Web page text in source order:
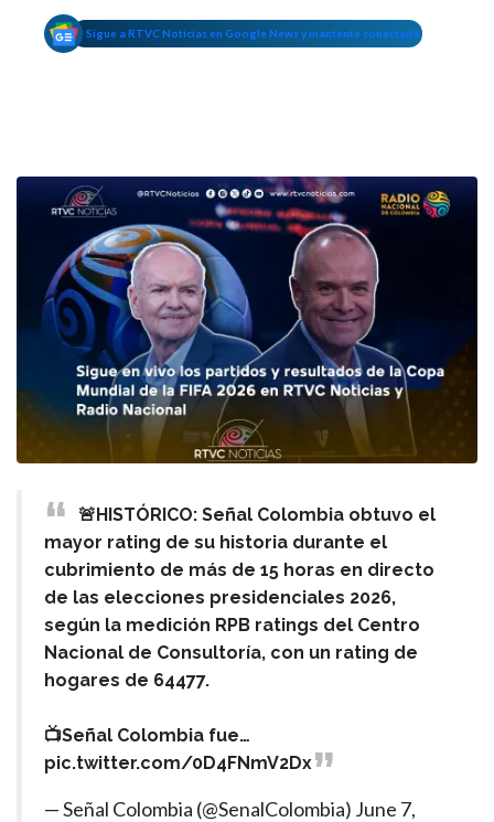
Sigue a RTVC Noticias en Google News y mantente conectado
🚨HISTÓRICO: Señal Colombia obtuvo el
mayor rating de su historia durante el
cubrimiento de más de 15 horas en directo
de las elecciones presidenciales 2026,
según la medición RPB ratings del Centro
Nacional de Consultoría, con un rating de
hogares de 64477.
📺Señal Colombia fue…
pic.twitter.com/0D4FNmV2Dx
— Señal Colombia (@SenalColombia) June 7,